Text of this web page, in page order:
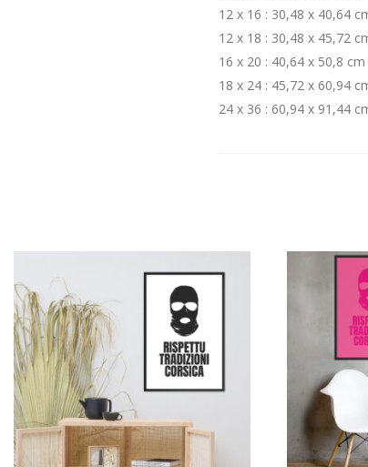
12 x 16 : 30,48 x 40,64
12 x 18 : 30,48 x 45,72
16 x 20 : 40,64 x 50,8 cm
18 x 24 : 45,72 x 60,94
24 x 36 : 60,94 x 91,44